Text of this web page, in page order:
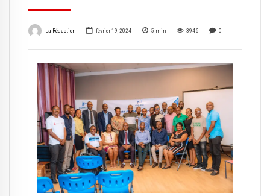
La Rédaction février 19, 2024 5 min 3946 0